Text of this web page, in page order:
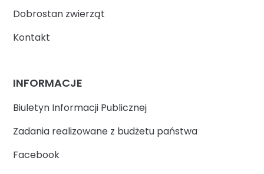
Dobrostan zwierząt
Kontakt
INFORMACJE
Biuletyn Informacji Publicznej
Zadania realizowane z budżetu państwa
Facebook